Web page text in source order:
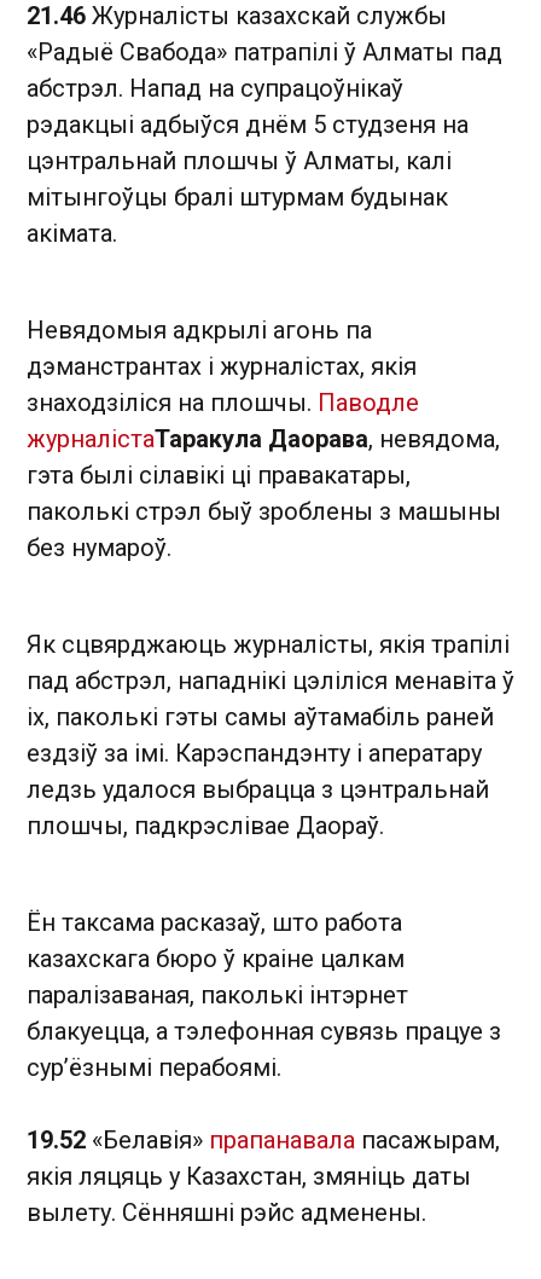
21.46 Журналісты казахскай службы
«Радыё Свабода» патрапілі ў Алматы пад
абстрэл. Напад на супрацоўнікаў
рэдакцыі адбыўся днём 5 студзеня на
цэнтральнай плошчы ў Алматы, калі
мітынгоўцы бралі штурмам будынак
акімата.
Невядомыя адкрылі агонь па
дэманстрантах і журналістах, якія
знаходзіліся на плошчы. Паводле
журналістаТаракула Даорава, невядома,
гэта былі сілавікі ці правакатары,
паколькі стрэл быў зроблены з машыны
без нумароў.
Як сцвярджаюць журналісты, якія трапілі
пад абстрэл, нападнікі цэліліся менавіта ў
іх, паколькі гэты самы аўтамабіль раней
ездзіў за імі. Карэспандэнту і аператару
ледзь удалося выбрацца з цэнтральнай
плошчы, падкрэслівае Даораў.
Ён таксама расказаў, што работа
казахскага бюро ў краіне цалкам
паралізаваная, паколькі інтэрнет
блакуецца, а тэлефонная сувязь працуе з
сур’ёзнымі перабоямі.
19.52 «Белавія» прапанавала пасажырам,
якія ляцяць у Казахстан, змяніць даты
вылету. Сённяшні рэйс адменены.